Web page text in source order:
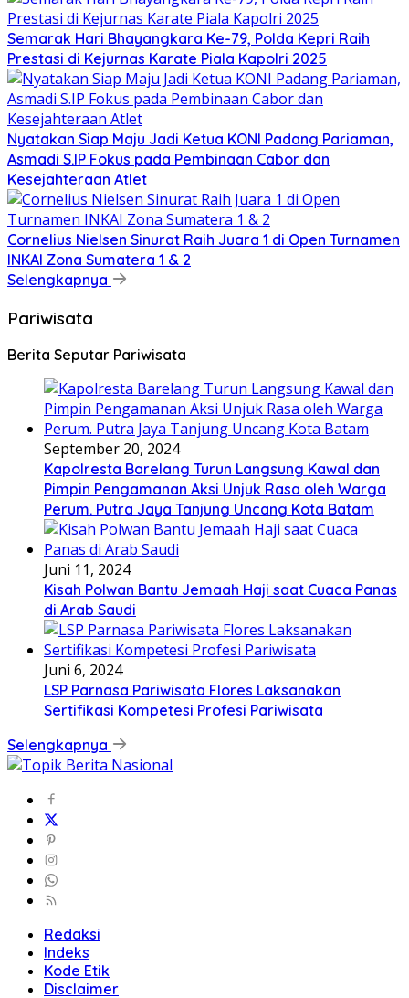
Semarak Hari Bhayangkara Ke-79, Polda Kepri Raih
Prestasi di Kejurnas Karate Piala Kapolri 2025
Nyatakan Siap Maju Jadi Ketua KONI Padang Pariaman,
Asmadi S.IP Fokus pada Pembinaan Cabor dan
Kesejahteraan Atlet
Cornelius Nielsen Sinurat Raih Juara 1 di Open Turnamen
INKAI Zona Sumatera 1 & 2
Selengkapnya
Pariwisata
Berita Seputar Pariwisata
September 20, 2024
Kapolresta Barelang Turun Langsung Kawal dan
Pimpin Pengamanan Aksi Unjuk Rasa oleh Warga
Perum. Putra Jaya Tanjung Uncang Kota Batam
Juni 11, 2024
Kisah Polwan Bantu Jemaah Haji saat Cuaca Panas
di Arab Saudi
Juni 6, 2024
LSP Parnasa Pariwisata Flores Laksanakan
Sertifikasi Kompetesi Profesi Pariwisata
Selengkapnya
Redaksi
Indeks
Kode Etik
Disclaimer